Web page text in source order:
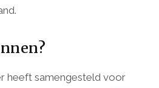
heeft samengesteld voor